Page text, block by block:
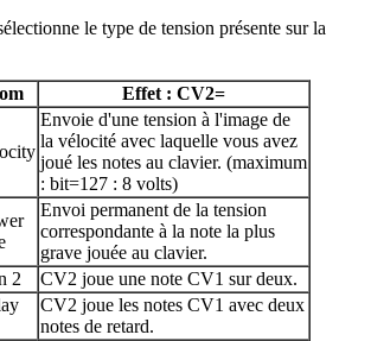
le type de tension présente sur la
Effet : CV2=
Envoie d'une tension à l'image de
la vélocité avec laquelle vous avez
joué les notes au clavier. (maximum
: bit=127 : 8 volts)
Envoi permanent de la tension
correspondante à la note la plus
grave jouée au clavier.
2
CV2 joue une note CV1 sur deux.
CV2 joue les notes CV1 avec deux
notes de retard.